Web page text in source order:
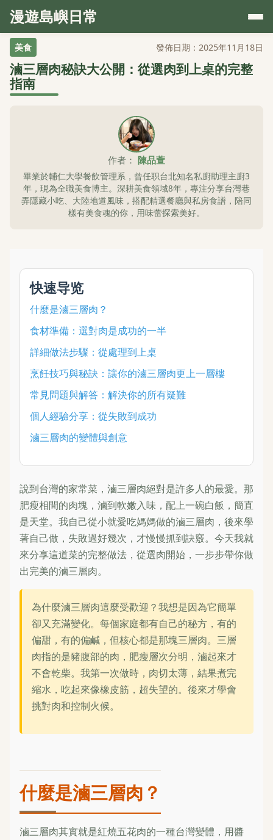
漫遊島嶼日常
美食 發佈日期：2025年11月18日
滷三層肉秘訣大公開：從選肉到上桌的完整
指南
作者： 陳品萱
畢業於輔仁大學餐飲管理系，曾任职台北知名私廚助理主廚3
年，現為全職美食博主。深耕美食領域8年，專注分享台灣巷
弄隱藏小吃、大陸地道風味，搭配精選餐廳與私房食譜，陪同
樣有美食魂的你，用味蕾探索美好。
快速导览
什麼是滷三層肉？
食材準備：選對肉是成功的一半
詳細做法步驟：從處理到上桌
烹飪技巧與秘訣：讓你的滷三層肉更上一層樓
常見問題與解答：解決你的所有疑難
個人經驗分享：從失敗到成功
滷三層肉的變體與創意
說到台灣的家常菜，滷三層肉絕對是許多人的最愛。那
肥瘦相間的肉塊，滷到軟嫩入味，配上一碗白飯，簡直
是天堂。我自己從小就愛吃媽媽做的滷三層肉，後來學
著自己做，失敗過好幾次，才慢慢抓到訣竅。今天我就
來分享這道菜的完整做法，從選肉開始，一步步帶你做
出完美的滷三層肉。
為什麼滷三層肉這麼受歡迎？我想是因為它簡單
卻又充滿變化。每個家庭都有自己的秘方，有的
偏甜，有的偏鹹，但核心都是那塊三層肉。三層
肉指的是豬腹部的肉，肥瘦層次分明，滷起來才
不會乾柴。我第一次做時，肉切太薄，結果煮完
縮水，吃起來像橡皮筋，超失望的。後來才學會
挑對肉和控制火候。
什麼是滷三層肉？
滷三層肉其實就是紅燒五花肉的一種台灣變體，用醬